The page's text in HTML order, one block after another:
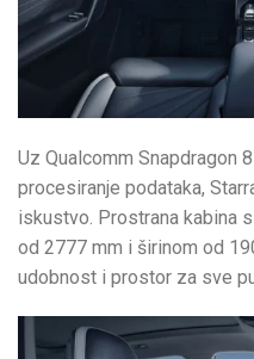
Uz Qualcomm Snapdragon
procesiranje podataka,
iskustvo. Prostrana kabina
od 2777 mm i širinom od
udobnost i prostor za sve